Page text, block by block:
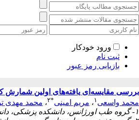
ورود خودکار
ثبت نام
بازیابی رمز عبور
بررسی مقایسه‌ای یافته‌های اولین شمارش کامل سلول
محمد واسعی ۱ ، مریم امینی*۲، محمد مهدی
۱- گروه طب اورژانس، دانشکده پزشکی، دانشگاه علوم پزشکی تهران، تهران، ایران